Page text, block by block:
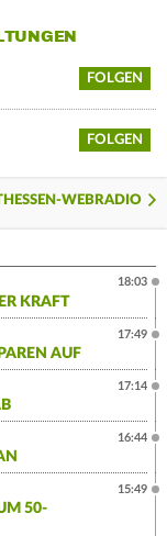
FOLGEN
FOLGEN
WEBRADIO
KRAFT
18:03
AUF
17:49
17:14
16:44
50-
15:49